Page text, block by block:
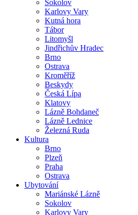
Sokolov
Karlovy Vary
Kutná hora
Tábor
Litomyšl
Jindřichův Hradec
Brno
Ostrava
Kroměříž
Beskydy
Česká Lípa
Klatovy
Lázně Bohdaneč
Lázně Lednice
Železná Ruda
Kultura
Brno
Plzeň
Praha
Ostrava
Ubytování
Mariánské Lázně
Sokolov
Karlovy Vary